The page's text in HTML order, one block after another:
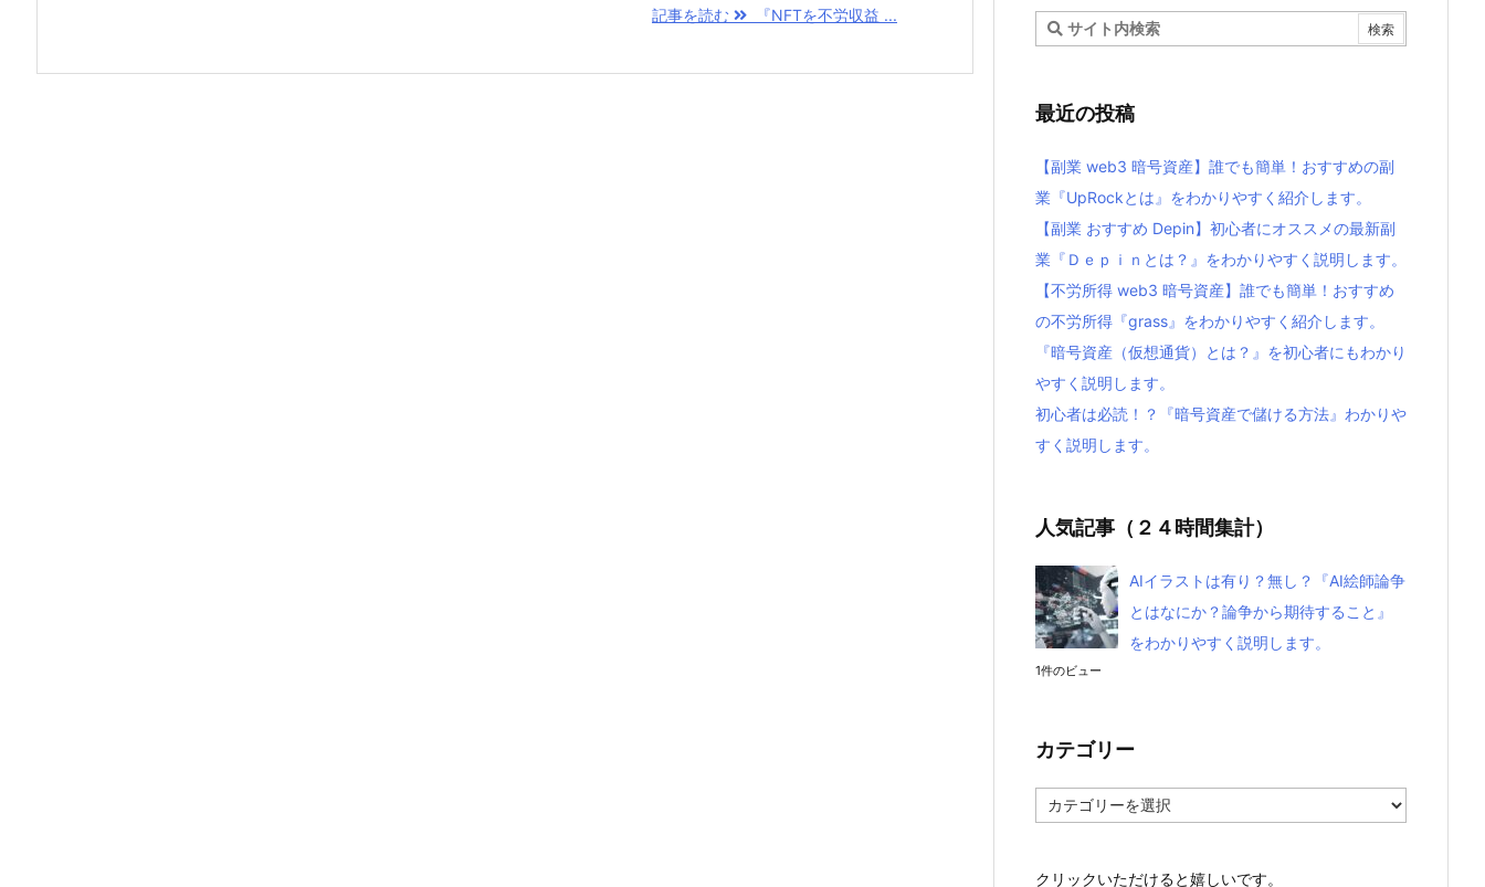
記事を読む 『NFTを不労収益 ...
最近の投稿
【副業 web3 暗号資産】誰でも簡単！おすすめの副
業『UpRockとは』をわかりやすく紹介します。
【副業 おすすめ Depin】初心者にオススメの最新副
業『Ｄｅｐｉｎとは？』をわかりやすく説明します。
【不労所得 web3 暗号資産】誰でも簡単！おすすめ
の不労所得『grass』をわかりやすく紹介します。
『暗号資産（仮想通貨）とは？』を初心者にもわかり
やすく説明します。
初心者は必読！？『暗号資産で儲ける方法』わかりや
すく説明します。
人気記事（２４時間集計）
AIイラストは有り？無し？『AI絵師論争
とはなにか？論争から期待すること』
をわかりやすく説明します。
1件のビュー
カテゴリー
テ
ー
クリックいただけると嬉しいです。